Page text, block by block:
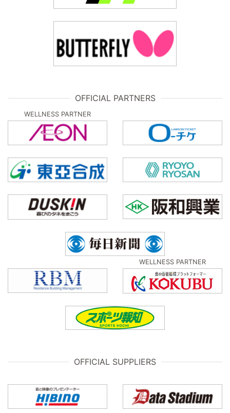
OFFICIAL PARTNERS
WELLNESS PARTNER
WELLNESS PARTNER
OFFICIAL SUPPLIERS